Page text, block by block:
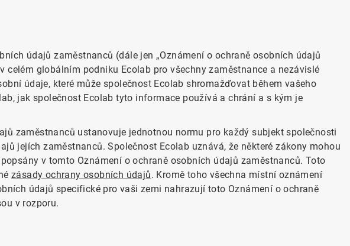
údajů zaměstnanců (dále jen „Oznámení o ochraně osobních údajů
celém globálním podniku Ecolab pro všechny zaměstnance a nezávislé
údaje, které může společnost Ecolab shromažďovat během vašeho
jak společnost Ecolab tyto informace používá a chrání a s kým je
zaměstnanců ustanovuje jednotnou normu pro každý subjekt společnosti
jejích zaměstnanců. Společnost Ecolab uznává, že některé zákony mohou
v tomto Oznámení o ochraně osobních údajů zaměstnanců. Toto
zásady ochrany osobních údajů. Kromě toho všechna místní oznámení
údajů specifické pro vaši zemi nahrazují toto Oznámení o ochraně
v rozporu.